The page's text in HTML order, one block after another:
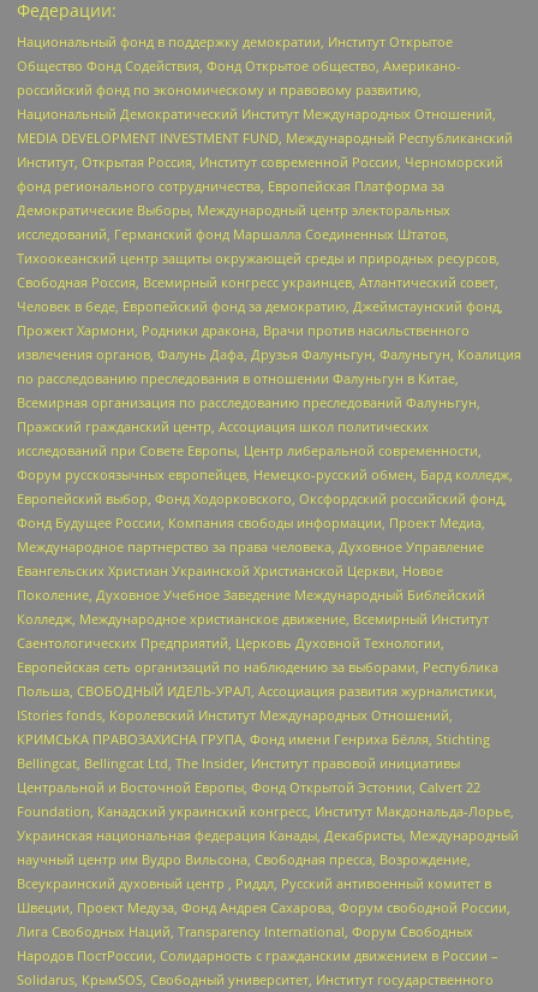
Федерации:
Национальный фонд в поддержку демократии, Институт Открытое
Общество Фонд Содействия, Фонд Открытое общество, Американо-
российский фонд по экономическому и правовому развитию,
Национальный Демократический Институт Международных Отношений,
MEDIA DEVELOPMENT INVESTMENT FUND, Международный Республиканский
Институт, Открытая Россия, Институт современной России, Черноморский
фонд регионального сотрудничества, Европейская Платформа за
Демократические Выборы, Международный центр электоральных
исследований, Германский фонд Маршалла Соединенных Штатов,
Тихоокеанский центр защиты окружающей среды и природных ресурсов,
Свободная Россия, Всемирный конгресс украинцев, Атлантический совет,
Человек в беде, Европейский фонд за демократию, Джеймстаунский фонд,
Прожект Хармони, Родники дракона, Врачи против насильственного
извлечения органов, Фалунь Дафа, Друзья Фалуньгун, Фалуньгун, Коалиция
по расследованию преследования в отношении Фалуньгун в Китае,
Всемирная организация по расследованию преследований Фалуньгун,
Пражский гражданский центр, Ассоциация школ политических
исследований при Совете Европы, Центр либеральной современности,
Форум русскоязычных европейцев, Немецко-русский обмен, Бард колледж,
Европейский выбор, Фонд Ходорковского, Оксфордский российский фонд,
Фонд Будущее России, Компания свободы информации, Проект Медиа,
Международное партнерство за права человека, Духовное Управление
Евангельских Христиан Украинской Христианской Церкви, Новое
Поколение, Духовное Учебное Заведение Международный Библейский
Колледж, Международное христианское движение, Всемирный Институт
Саентологических Предприятий, Церковь Духовной Технологии,
Европейская сеть организаций по наблюдению за выборами, Республика
Польша, СВОБОДНЫЙ ИДЕЛЬ-УРАЛ, Ассоциация развития журналистики,
IStories fonds, Королевский Институт Международных Отношений,
КРИМСЬКА ПРАВОЗАХИСНА ГРУПА, Фонд имени Генриха Бёлля, Stichting
Bellingcat, Bellingcat Ltd, The Insider, Институт правовой инициативы
Центральной и Восточной Европы, Фонд Открытой Эстонии, Calvert 22
Foundation, Канадский украинский конгресс, Институт Макдональда-Лорье,
Украинская национальная федерация Канады, Декабристы, Международный
научный центр им Вудро Вильсона, Свободная пресса, Возрождение,
Всеукраинский духовный центр , Риддл, Русский антивоенный комитет в
Швеции, Проект Медуза, Фонд Андрея Сахарова, Форум свободной России,
Лига Свободных Наций, Transparеncy International, Форум Свободных
Народов ПостРоссии, Солидарность с гражданским движением в России –
Solidarus, КрымSOS, Свободный университет, Институт государственного